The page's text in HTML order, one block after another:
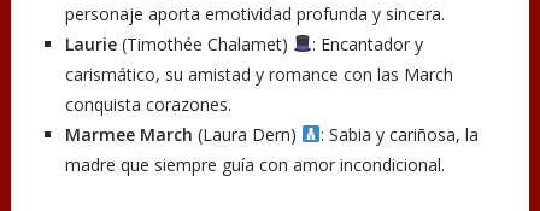
personaje aporta emotividad profunda y sincera.
Laurie(Timothée Chalamet)
: Encantador y
carismático, su amistad y romance con las March
conquista corazones.
Marmee March (Laura Dern)
: Sabia y cariñosa, la
madre que siempre guía con amor incondicional.